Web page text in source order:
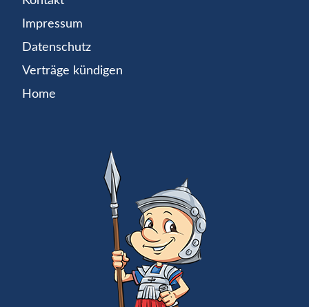
Impressum
Datenschutz
Verträge kündigen
Home